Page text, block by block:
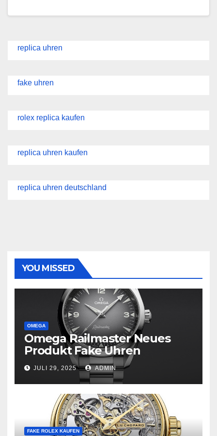
replica uhren
fake uhren
rolex replica kaufen
replica uhren kaufen
replica uhren deutschland
YOU MISSED
OMEGA
Omega Railmaster Neues
Produkt Fake Uhren
JULI 29, 2025 ADMIN
FAKE ROLEX KAUFEN